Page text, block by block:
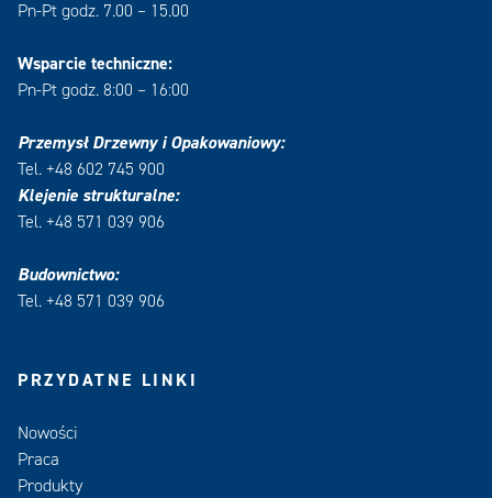
Pn-Pt godz. 7.00 – 15.00
Wsparcie techniczne:
Pn-Pt godz. 8:00 – 16:00
Przemysł Drzewny i Opakowaniowy:
Tel. +48 602 745 900
Klejenie strukturalne:
Tel. +48 571 039 906
Budownictwo:
Tel. +48 571 039 906
PRZYDATNE LINKI
Nowości
Praca
Produkty